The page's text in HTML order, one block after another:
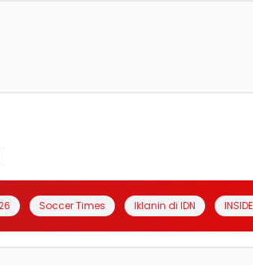
Soccer Times Iklanin di IDN